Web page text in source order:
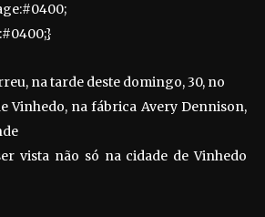
na tarde deste domingo, 30, no
Vinhedo, na fábrica Avery Dennison,
vista não só na cidade de Vinhedo